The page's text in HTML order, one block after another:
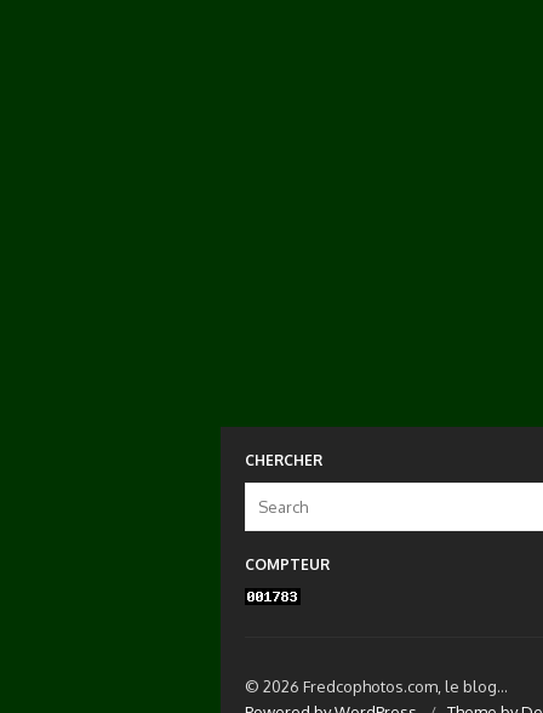
CHERCHER
for:
COMPTEUR
© 2026 Fredcophotos.com, le blog...